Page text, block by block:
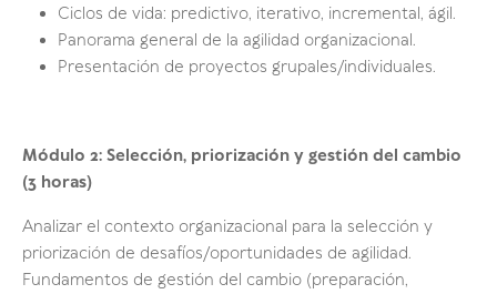
Ciclos de vida: predictivo, iterativo, incremental, ágil.
Panorama general de la agilidad organizacional.
Presentación de proyectos grupales/individuales.
Módulo 2: Selección, priorización y gestión del cambio
(3 horas)
Analizar el contexto organizacional para la selección y
priorización de desafíos/oportunidades de agilidad.
Fundamentos de gestión del cambio (preparación,